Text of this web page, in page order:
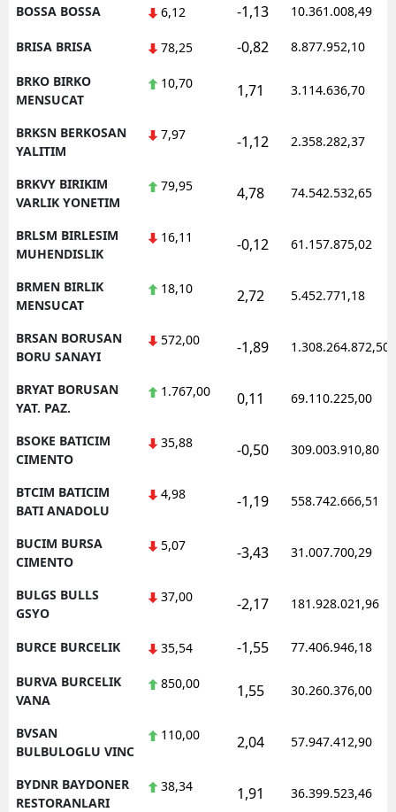
BOSSA BOSSA 6,12 -1,13 10.361.008,49
BRISA BRISA 78,25 -0,82 8.877.952,10
BRKO BIRKO
MENSUCAT
10,70 1,71 3.114.636,70
BRKSN BERKOSAN
YALITIM
7,97 -1,12 2.358.282,37
BRKVY BIRIKIM
VARLIK YONETIM
79,95 4,78 74.542.532,65
BRLSM BIRLESIM
MUHENDISLIK
16,11 -0,12 61.157.875,02
BRMEN BIRLIK
MENSUCAT
18,10 2,72 5.452.771,18
BRSAN BORUSAN
BORU SANAYI
572,00 -1,89 1.308.264.872,50
BRYAT BORUSAN
YAT. PAZ.
1.767,00 0,11 69.110.225,00
BSOKE BATICIM
CIMENTO
35,88 -0,50 309.003.910,80
BTCIM BATICIM
BATI ANADOLU
4,98 -1,19 558.742.666,51
BUCIM BURSA
CIMENTO
5,07 -3,43 31.007.700,29
BULGS BULLS
GSYO
37,00 -2,17 181.928.021,96
BURCE BURCELIK 35,54 -1,55 77.406.946,18
BURVA BURCELIK
VANA
850,00 1,55 30.260.376,00
BVSAN
BULBULOGLU VINC
110,00 2,04 57.947.412,90
BYDNR BAYDONER
RESTORANLARI
38,34 1,91 36.399.523,46